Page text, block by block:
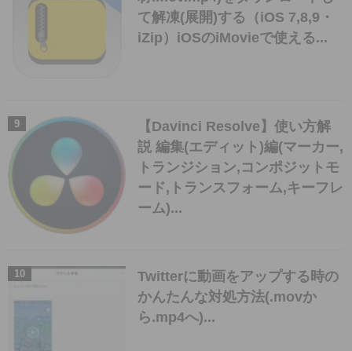
て解凍(展開)する（iOS 7,8,9・
iZip）iOSのiMovieで使える...
【Davinci Resolve】使い方解
説 編集(エディット)編(マーカー,
トランジション,コンポジットモ
ード,トランスフォーム,キーフレ
ーム)...
Twitterに動画をアップする時の
かんたんな対処方法(.movか
ら.mp4へ)...